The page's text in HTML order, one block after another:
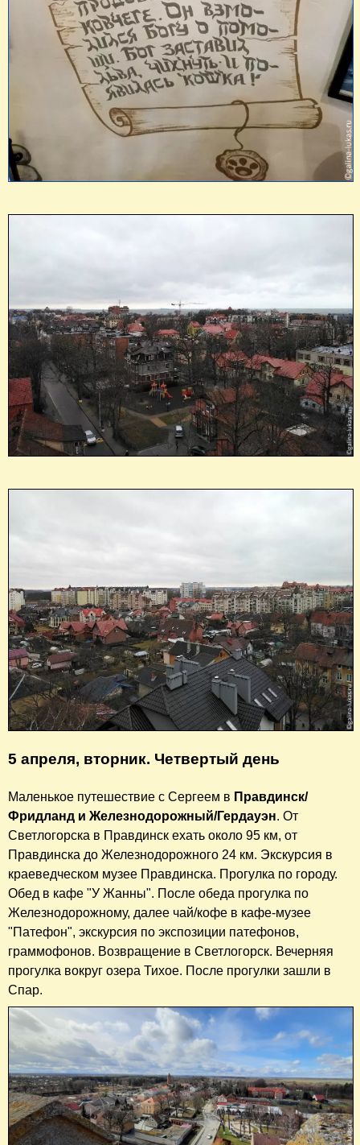
5 апреля, вторник. Четвертый день
Маленькое путешествие с Сергеем в Правдинск/
Фридланд и Железнодорожный/Гердауэн. От
Светлогорска в Правдинск ехать около 95 км, от
Правдинска до Железнодорожного 24 км. Экскурсия в
краеведческом музее Правдинска. Прогулка по городу.
Обед в кафе "У Жанны". После обеда прогулка по
Железнодорожному, далее чай/кофе в кафе-музее
"Патефон", экскурсия по экспозиции патефонов,
граммофонов. Возвращение в Светлогорск. Вечерняя
прогулка вокруг озера Тихое. После прогулки зашли в
Спар.